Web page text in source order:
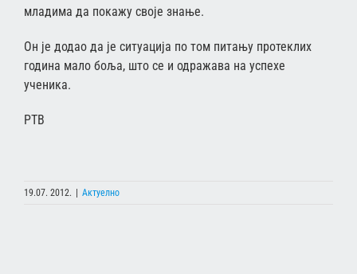
младима да покажу своје знање.
Он је додао да је ситуација по том питању протеклих
година мало боља, што се и одражава на успехе
ученика.
РТВ
19.07. 2012. | Актуелно